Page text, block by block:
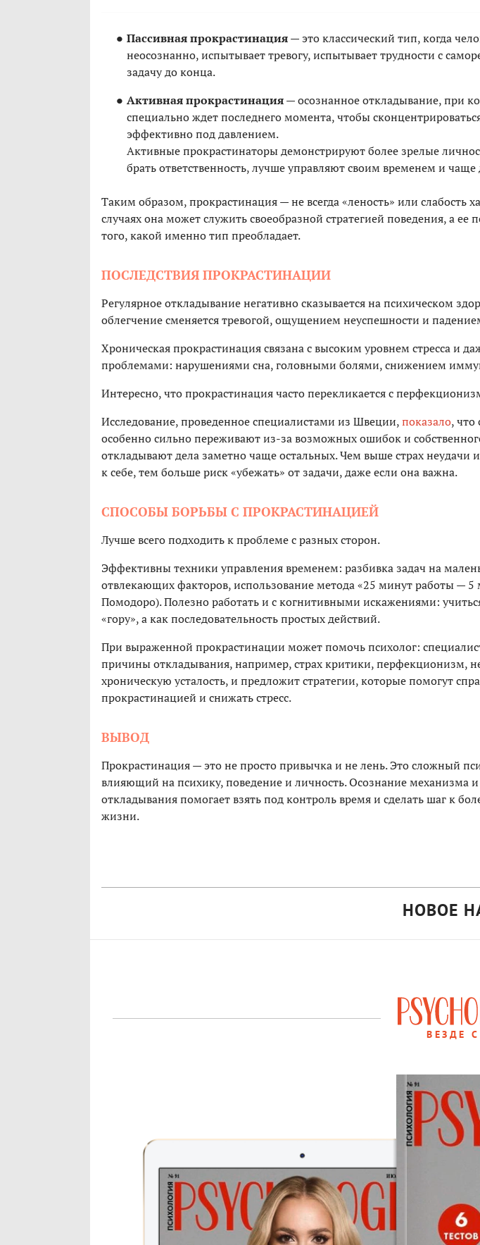
Пассивная прокрастинация— это классический тип, когда
неосознанно, испытывает тревогу, испытывает трудности с
задачу до конца.
Активная прокрастинация— осознанное откладывание, при
специально ждет последнего момента, чтобы
эффективно под давлением.
Активные прокрастинаторы демонстрируют более зрелые
брать ответственность, лучше управляют своим временем и чаще
Таким образом, прокрастинация — не всегда «леность» или слабость
случаях она может служить своеобразной стратегией поведения, а ее
того, какой именно тип преобладает.
ПОСЛЕДСТВИЯ ПРОКРАСТИНАЦИИ
Регулярное откладывание негативно сказывается на психическом
облегчение сменяется тревогой, ощущением неуспешности и
Хроническая прокрастинация связана с высоким уровнем стресса и
проблемами: нарушениями сна, головными болями, снижением
Интересно, что прокрастинация часто перекликается с
Исследование, проведенное специалистами из Швеции,показало, что
особенно сильно переживают из-за возможных ошибок и
откладывают дела заметно чаще остальных. Чем выше страх неудачи
к себе, тем больше риск «убежать» от задачи, даже если она важна.
СПОСОБЫ БОРЬБЫ С ПРОКРАСТИНАЦИЕЙ
Лучше всего подходить к проблеме с разных сторон.
Эффективны техники управления временем: разбивка задач на
отвлекающих факторов, использование метода «25 минут работы — 5
Помодоро). Полезно работать и с когнитивными искажениями:
«гору», а как последовательность простых действий.
При выраженной прокрастинации может помочь психолог:
причины откладывания, например, страх критики, перфекционизм,
хроническую усталость, и предложит стратегии, которые помогут
прокрастинацией и снижать стресс.
ВЫВОД
Прокрастинация — это не просто привычка и не лень. Это сложный
влияющий на психику, поведение и личность. Осознание механизма и
откладывания помогает взять под контроль время и сделать шаг к
жизни.
НОВОЕ
ВЕЗДЕ